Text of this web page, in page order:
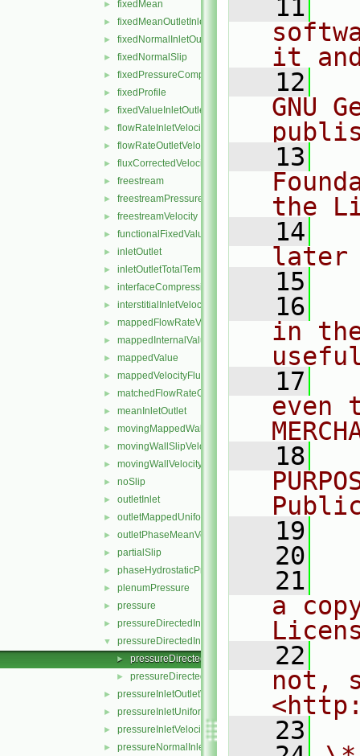
► fixedMean
► fixedMeanOutletInlet
► fixedNormalInletOutletVelocity
► fixedNormalSlip
► fixedPressureCompressibleDensity
► fixedProfile
► fixedValueInletOutlet
► flowRateInletVelocity
► flowRateOutletVelocity
► fluxCorrectedVelocity
► freestream
► freestreamPressure
► freestreamVelocity
► functionalFixedValue
► inletOutlet
► inletOutletTotalTemperature
► interfaceCompression
► interstitialInletVelocity
► mappedFlowRateVelocity
► mappedInternalValue
► mappedValue
► mappedVelocityFlux
► matchedFlowRateOutletVelocity
► meanInletOutlet
► movingMappedWallVelocity
► movingWallSlipVelocity
► movingWallVelocity
► noSlip
► outletInlet
► outletMappedUniformInlet
► outletPhaseMeanVelocity
► partialSlip
► phaseHydrostaticPressure
► plenumPressure
► pressure
► pressureDirectedInletOutletVelocity
▼ pressureDirectedInletVelocity
► pressureDirectedInletVelocityFvPatchVectorField.C
► pressureDirectedInletVelocityFvPatchVectorField.H
► pressureInletOutletVelocity
► pressureInletUniformVelocity
► pressureInletVelocity
► pressureNormalInletOutletVelocity
   11
it
   12
GNU
   13
the
   14
later
   15
   16
in
   17
even
   18
   19
   20
   21
a
   22
not,
   23